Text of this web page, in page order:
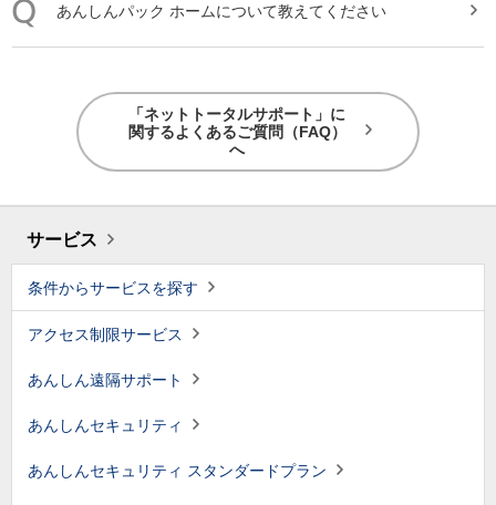
あんしんパック ホームについて教えてください
「ネットトータルサポート」に
関するよくあるご質問（FAQ）
へ
サービス
条件からサービスを探す
アクセス制限サービス
あんしん遠隔サポート
あんしんセキュリティ
あんしんセキュリティ スタンダードプラン